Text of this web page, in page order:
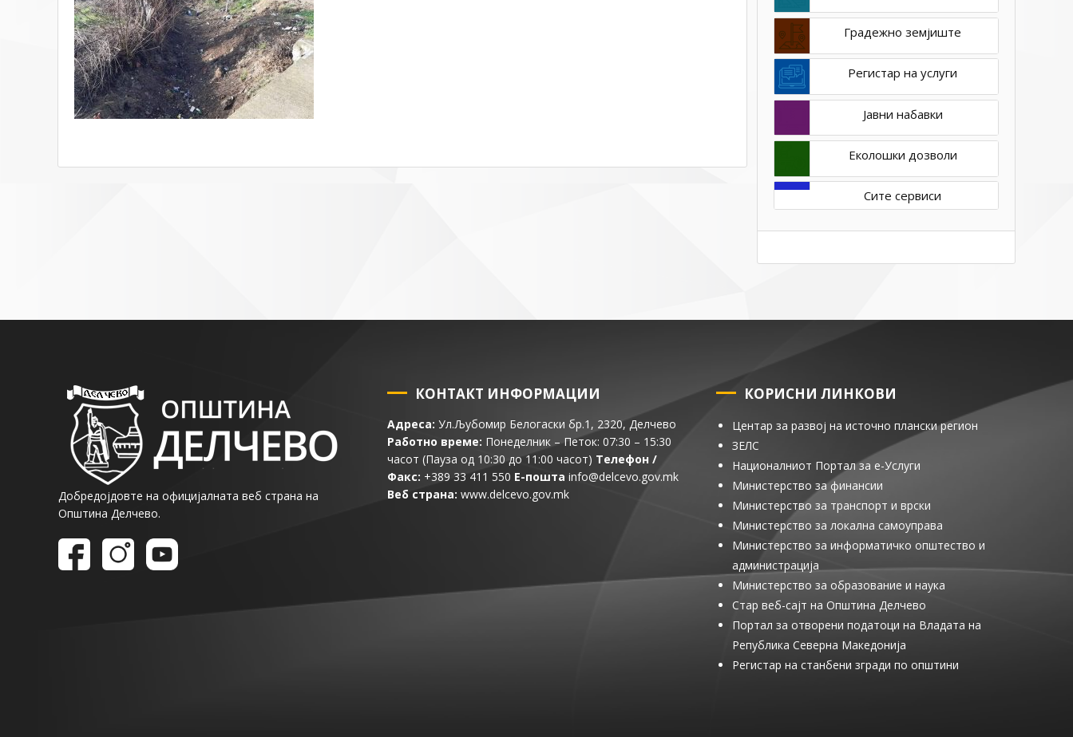
Градежно земјиште
Регистар на услуги
Јавни набавки
Еколошки дозволи
Сите сервиси
Добредојдовте на официјалната веб страна на
Општина Делчево.
КОНТАКТ ИНФОРМАЦИИ
Адреса: Ул.Љубомир Белогаски бр.1, 2320, Делчево
Работно време: Понеделник – Петок: 07:30 – 15:30
часот (Пауза од 10:30 до 11:00 часот) Телефон /
Факс: +389 33 411 550 Е-пошта info@delcevo.gov.mk
Веб страна: www.delcevo.gov.mk
КОРИСНИ ЛИНКОВИ
Центар за развој на источно плански регион
ЗЕЛС
Националниот Портал за е-Услуги
Министерство за финансии
Министерство за транспорт и врски
Министерство за локална самоуправа
Министерство за информатичко општество и
администрација
Министерство за образование и наука
Стар веб-сајт на Општина Делчево
Портал за отворени податоци на Владата на
Република Северна Македонија
Регистар на станбени згради по општини